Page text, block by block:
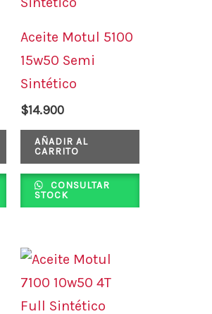
Aceite Motul 5100
15w50 Semi
Sintético
$14.900
AÑADIR AL
CARRITO
CONSULTAR
STOCK